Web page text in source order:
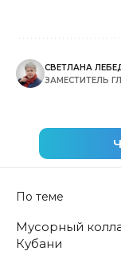
СВЕТЛАНА
ЗАМЕСТИТЕЛЬ
По теме
Мусорный
Кубани